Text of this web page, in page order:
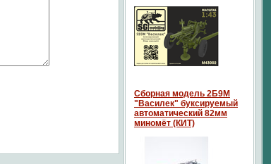
Сборная модель 2Б9М
"Василек" буксируемый
автоматический 82мм
миномёт (КИТ)